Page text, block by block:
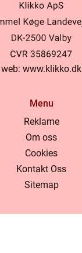
web: www.klikko.dk
Menu
Reklame
Om oss
Cookies
Kontakt Oss
Sitemap